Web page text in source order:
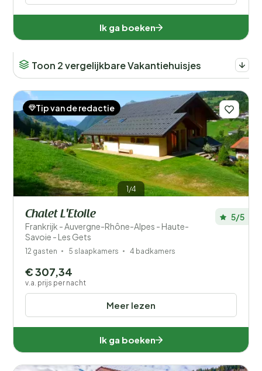
Ik ga boeken
Toon 2 vergelijkbare Vakantiehuisjes
1/4
Tip van de redactie
Chalet L'Etoile
Frankrijk - Auvergne-Rhône-Alpes - Haute-
Savoie - Les Gets
5/5
12 gasten 5 slaapkamers 4 badkamers
Meer lezen
€ 307,34
v.a. prijs per nacht
Ik ga boeken